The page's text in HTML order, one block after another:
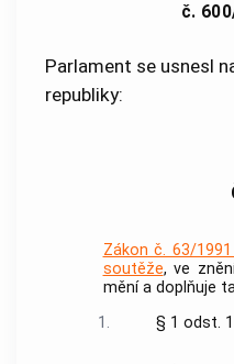
č.
Parlament se usnesl
republiky:
Zákon č. 63/
soutěže, ve
mění a doplňuje
1.
§ 1 odst.